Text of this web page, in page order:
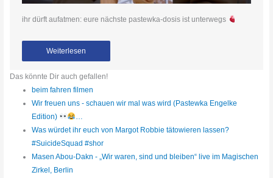
ihr dürft aufatmen: eure nächste pastewka-dosis ist unterwegs
Weiterlesen
Das könnte Dir auch gefallen!
beim fahren filmen
Wir freuen uns - schauen wir mal was wird (Pastewka Engelke
Edition)
Was würdet ihr euch von Margot Robbie tätowieren lassen?
#SuicideSquad #shor
Masen Abou-Dakn - „Wir waren, sind und bleiben“ live im Magischen
Zirkel, Berlin